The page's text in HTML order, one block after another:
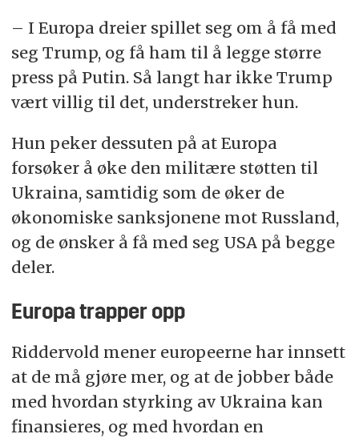
– I Europa dreier spillet seg om å få med
seg Trump, og få ham til å legge større
press på Putin. Så langt har ikke Trump
vært villig til det, understreker hun.
Hun peker dessuten på at Europa
forsøker å øke den militære støtten til
Ukraina, samtidig som de øker de
økonomiske sanksjonene mot Russland,
og de ønsker å få med seg USA på begge
deler.
Europa trapper opp
Riddervold mener europeerne har innsett
at de må gjøre mer, og at de jobber både
med hvordan styrking av Ukraina kan
finansieres, og med hvordan en